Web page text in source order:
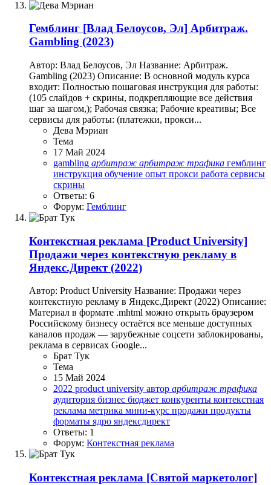
Гемблинг [Влад Белоусов, Эл] Арбитраж.
Gambling (2023)
Автор: Влад Белоусов, Эл Название: Арбитраж.
Gambling (2023) Описание: В основной модуль курса
входит: Полностью пошаговая инструкция для работы:
(105 слайдов + скрины, подкрепляющие все действия
шаг за шагом,); Рабочая связка; Рабочие креативы; Все
сервисы для работы: (платежки, прокси...
Дева Мэриан
Тема
17 Май 2024
gambling арбитраж арбитраж трафика гемблинг
инструкция обучение опыт прокси работа сервисы
скрины
Ответы: 6
Форум: Гемблинг
Контекстная реклама [Product University]
Продажи через контекстную рекламу в
Яндекс.Директ (2022)
Автор: Product University Название: Продажи через
контекстную рекламу в Яндекс.Директ (2022) Описание:
Материал в формате .mhtml можно открыть браузером
Российскому бизнесу остаётся все меньше доступных
каналов продаж — зарубежные соцсети заблокированы,
реклама в сервисах Google...
Брат Тук
Тема
15 Май 2024
2022 product university автор арбитраж трафика
аудитория бизнес бюджет конкуренты контекстная
реклама метрика мини-курс продажи продукты
форматы ядро яндексдирект
Ответы: 1
Форум: Контекстная реклама
Контекстная реклама [Святой маркетолог]